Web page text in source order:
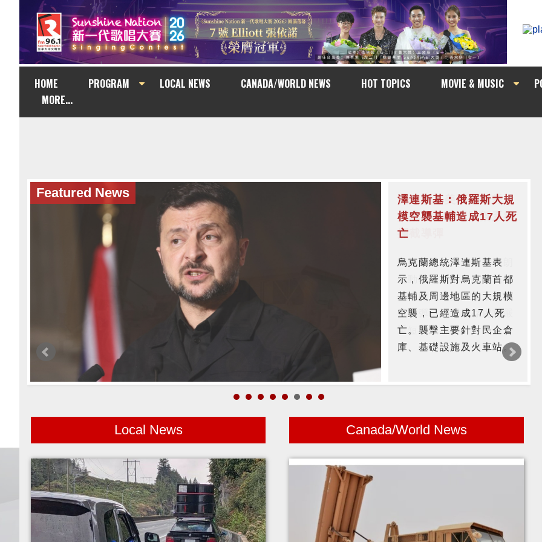
HOME PROGRAM LOCAL NEWS CANADA/WORLD NEWS HOT TOPICS MOVIE & MUSIC
MORE...
Featured News
澤連斯基︰俄羅斯大規
模空襲基輔造成17人死
亡
烏克蘭總統澤連斯基表
示，俄羅斯對烏克蘭首都
基輔及周邊地區的大規模
空襲，已經造成17人死
亡。襲擊主要針對民企倉
庫、基礎設施及火車站。
Local News Canada/World News